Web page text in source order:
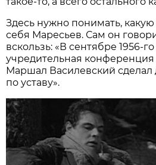
Здесь нужно понимать,
себя Маресьев. Сам он
вскользь: «В сентябре 1956-
учредительная
Маршал Василевский сделал
по уставу».